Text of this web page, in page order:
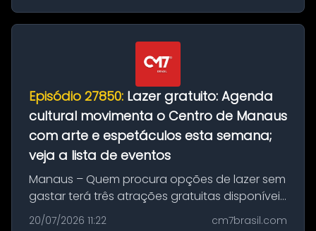
Episódio 27850: Lazer gratuito: Agenda
cultural movimenta o Centro de Manaus
com arte e espetáculos esta semana;
veja a lista de eventos
Manaus – Quem procura opções de lazer sem
gastar terá três atrações gratuitas disponíveis
entre esta segunda-feira (20) e quinta-feira
20/07/2026 11:22 cm7brasil.com